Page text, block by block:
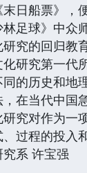
日船票》，
足球》中众
究的回归教
研究第一代
的历史和地
在当代中国
究对作为一
、过程的投
系 许宝强